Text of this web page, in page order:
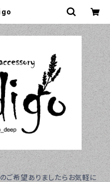
ご希望ありましたらお気軽に